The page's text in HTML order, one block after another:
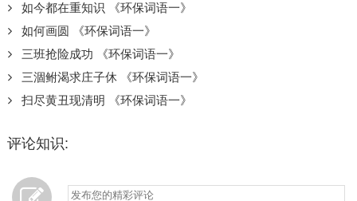
如今都在重知识 《环保词语一》
如何画圆 《环保词语一》
三班抢险成功 《环保词语一》
三涸鲋渴求庄子休 《环保词语一》
扫尽黄丑现清明 《环保词语一》
评论知识: